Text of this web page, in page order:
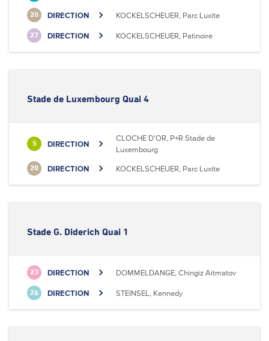
20 DIRECTION KOCKELSCHEUER, Parc Luxite
27 DIRECTION KOCKELSCHEUER, Patinoire
Stade de Luxembourg Quai 4
5 DIRECTION
CLOCHE D'OR, P+R Stade de
Luxembourg
20 DIRECTION KOCKELSCHEUER, Parc Luxite
Stade G. Diderich Quai 1
23 DIRECTION DOMMELDANGE, Chingiz Aitmatov
26 DIRECTION STEINSEL, Kennedy